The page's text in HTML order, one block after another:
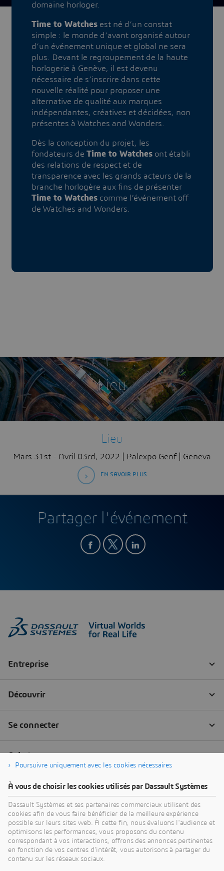
domaine horloger.
Time to Watchesest né d’un constat
simple : le monde d’avant organisé autour
d’un événement unique et global ne sera
plus. Devant le regroupement de la haute
horlogerie à Genève, il est devenu
nécessaire de s’inscrire dans cette
nouvelle réalité pour proposer une
alternative de qualité aux marques
indépendantes, créatives et décidées, non
présentes à Watches and Wonders.
Dès la conception du projet, les
fondateurs de Time to Watchesont établi
des relations de respect et de
transparence avec les grands acteurs de la
branche horlogère aux fins de présenter
Time to Watchescomme l’événement off
de Watches and Wonders.
Lieu
Lieu
Mars 31st - Avril 03rd, 2022 | Palexpo Genf | Geneva
EN SAVOIR PLUS
Partager l'événement
Poursuivre uniquement avec les cookies nécessaires
À vous de choisir les cookies utilisés par Dassault Systèmes
Dassault Systèmes et ses partenaires commerciaux utilisent des
cookies afin de vous faire bénéficier de la meilleure expérience
possible sur leurs sites web. À cette fin, nous évaluons l'audience et
optimisons les performances, vous proposons du contenu
correspondant à vos interactions, offrons des annonces pertinentes
en fonction de vos centres d'intérêt, vous autorisons à partager du
contenu sur les réseaux sociaux.